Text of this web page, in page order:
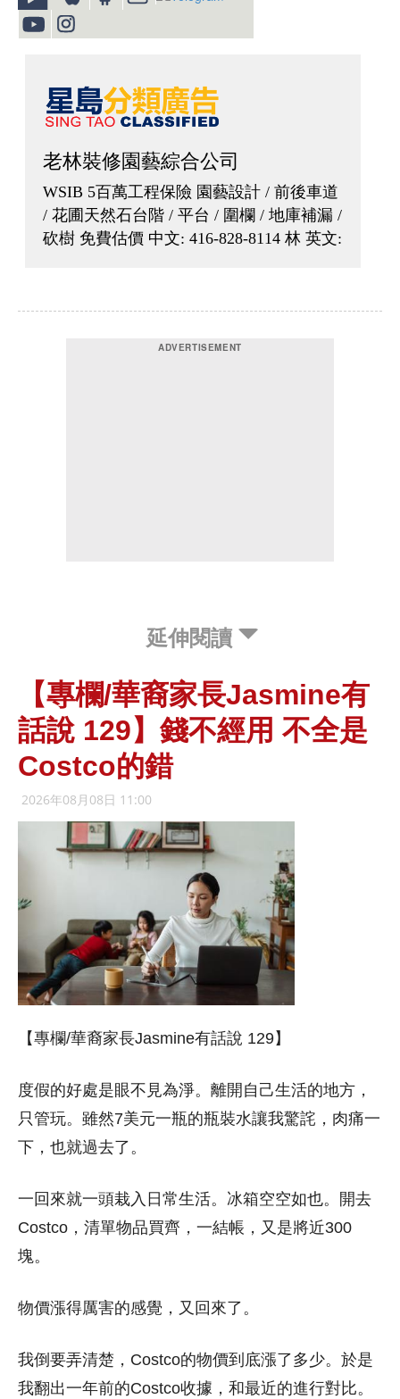
延伸閱讀
【專欄/華裔家長Jasmine有
話說 129】錢不經用 不全是
Costco的錯
2026年08月08日 11:00
【專欄/華裔家長Jasmine有話說 129】
度假的好處是眼不見為淨。離開自己生活的地方，
只管玩。雖然7美元一瓶的瓶裝水讓我驚詫，肉痛一
下，也就過去了。
一回來就一頭栽入日常生活。冰箱空空如也。開去
Costco，清單物品買齊，一結帳，又是將近300
塊。
物價漲得厲害的感覺，又回來了。
我倒要弄清楚，Costco的物價到底漲了多少。於是
我翻出一年前的Costco收據，和最近的進行對比。